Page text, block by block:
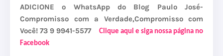
ADICIONE o WhatsApp do Blog Paulo José-
Compromisso com a Verdade,Compromisso com
Você! 73 9 9941-5577
Clique aqui e siga nossa página no
Facebook